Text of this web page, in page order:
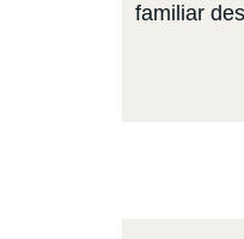
familiar